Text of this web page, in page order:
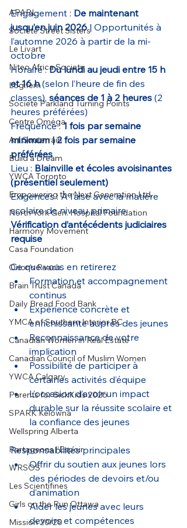
APARL
Société Street Sisters
Le Livart
Niteo Africa Society
Logifem
Société Parkland Turning Points
Centre Oméga
Art Souterrain
Build a Dream
YWCA Toronto
Empowering the Next Generation Ltd.
North York Gen. Hospital Foundation
Harmony Movement
Casa Foundation
Orion's Reach
Brain Trust Canada
Daily Bread Food Bank
YMCA of Southern Interior BC
Canadian Women in Real Estate
Canadian Council of Muslim Women
YWCA Calgary
Parents for SickKids 2026
SPARK Kelowna
Wellspring Alberta
Partageons l’Espoir
WRSOS
Les Scientifines
Girls on the Run Ottawa
Mission 20/20
Engagement : De maintenant
jusqu’en juin 2026 | Opportunités à
l’automne 2026 à partir de la mi-
octobre
Horaire : Du lundi au jeudi entre 15 h
et 16 h (selon l’heure de fin des
classes), séances de 1 à 2 heures (2
heures préférées)
Fréquence : 1 fois par semaine
minimum | 2 fois par semaine
préférées
Lieu : Blainville et écoles avoisinantes
(présentiel seulement)
Exigences : À l’aise avec la matière
scolaire de niveau primaire
Vérification d’antécédents judiciaires
requise
Ce que vous en retirerez
Formation et accompagnement
continus
Expérience concrète et
enrichissante auprès des jeunes
Reconnaissance de votre
implication
Possibilité de participer à
certaines activités d’équipe
L’occasion d’avoir un impact
durable sur la réussite scolaire et
la confiance des jeunes
Responsabilités principales
Offrir du soutien aux jeunes lors
des périodes de devoirs et/ou
d’animation
Aider les jeunes avec leurs
devoirs et compétences